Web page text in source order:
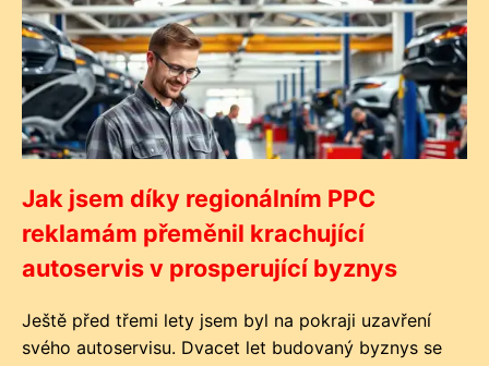
Jak jsem díky regionálním PPC
reklamám přeměnil krachující
autoservis v prosperující byznys
Ještě před třemi lety jsem byl na pokraji uzavření
svého autoservisu. Dvacet let budovaný byznys se